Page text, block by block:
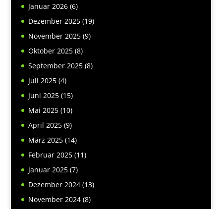
Januar 2026(6)
Dezember 2025(19)
November 2025(9)
Oktober 2025(8)
September 2025(8)
Juli 2025(4)
Juni 2025(15)
Mai 2025(10)
April 2025(9)
März 2025(14)
Februar 2025(11)
Januar 2025(7)
Dezember 2024(13)
November 2024(8)